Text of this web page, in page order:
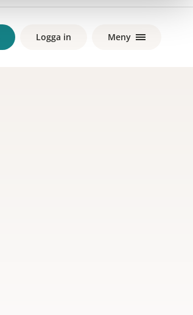
Logga in Meny